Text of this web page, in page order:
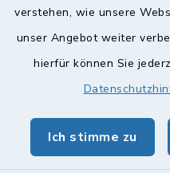
verstehen, wie unsere
unser Angebot weiter
hierfür können Sie
Ich stimme zu
Quicklinks
Landkreis Lichtenfels
geoPortal Lichtenfels